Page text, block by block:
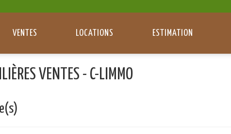
VENTES LOCATIONS ESTIMATION
VENTES - C-LIMMO